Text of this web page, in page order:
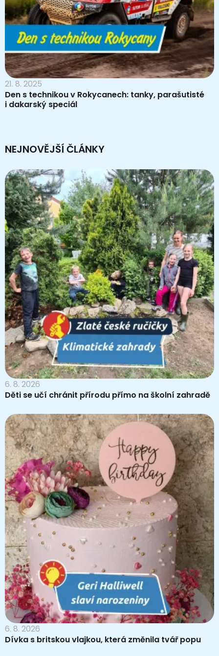
21. 8. 2025
Den s technikou v Rokycanech: tanky, parašutisté
i dakarský speciál
NEJNOVĚJŠÍ ČLÁNKY
6. 8. 2026
Děti se učí chránit přírodu přímo na školní zahradě
6. 8. 2026
Dívka s britskou vlajkou, která změnila tvář popu